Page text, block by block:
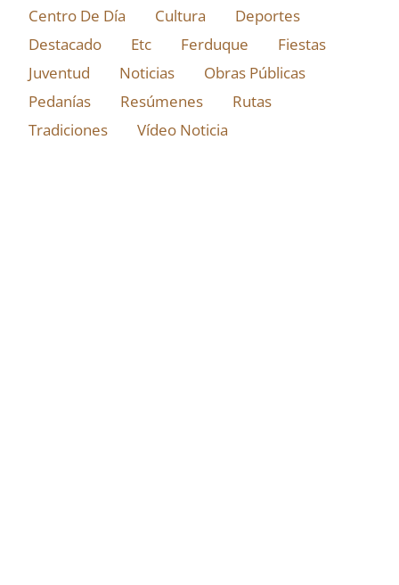
Centro De Día
Cultura
Deportes
Destacado
Etc Ferduque
Fiestas
Juventud
Noticias
Obras Públicas
Pedanías
Resúmenes
Rutas
Tradiciones
Vídeo Noticia